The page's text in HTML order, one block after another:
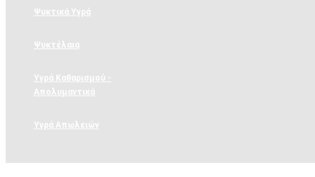
Ψυκτικά Υγρά
Ψυκτέλαια
Υγρά Καθαρισμού -
Απολυμαντικά
Υγρά Απωλειών